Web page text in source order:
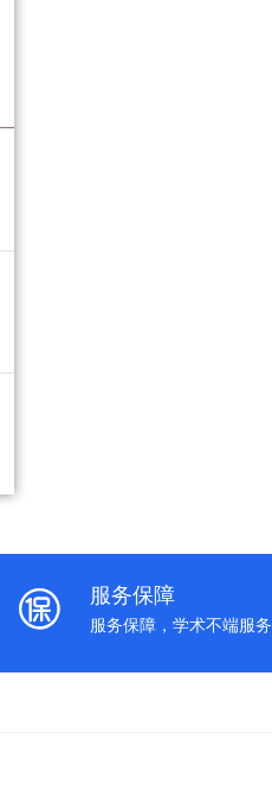
服务保障
服务保障，学术不端服务